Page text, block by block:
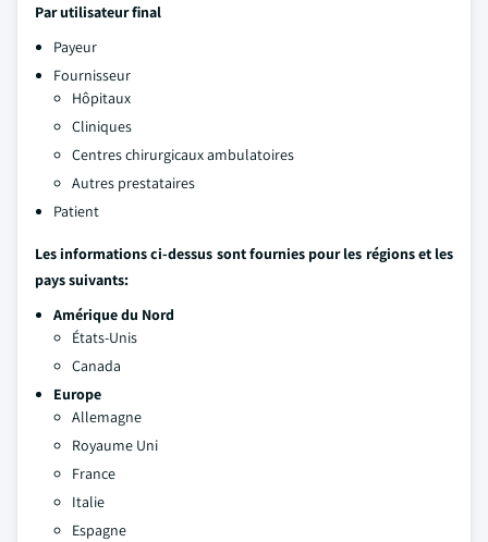
Par utilisateur final
Payeur
Fournisseur
Hôpitaux
Cliniques
Centres chirurgicaux ambulatoires
Autres prestataires
Patient
Les informations ci-dessus sont fournies pour les régions et les
pays suivants:
Amérique du Nord
États-Unis
Canada
Europe
Allemagne
Royaume Uni
France
Italie
Espagne